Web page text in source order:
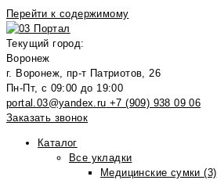
Перейти к содержимому
Текущий город:
Воронеж
г. Воронеж, пр-т Патриотов, 26
Пн-Пт, с 09:00 до 19:00
portal.03@yandex.ru +7 (909) 938 09 06
Заказать звонок
Каталог
Все укладки
Медицинские сумки (3)